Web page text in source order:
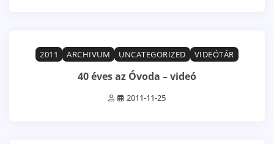
2011
ARCHIVUM UNCATEGORIZED VIDEÓTÁR
40 éves az Óvoda – videó
2011-11-25